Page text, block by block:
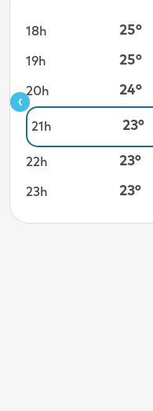
4 %
18h 25°
19h 25°
20h 24°
21h 23°
22h 23°
23h 23°
‹